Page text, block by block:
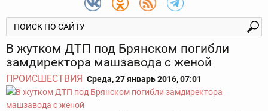
В жутком ДТП под Брянском погибли
замдиректора машзавода с женой
ПРОИСШЕСТВИЯ Среда, 27 январь 2016, 07:01